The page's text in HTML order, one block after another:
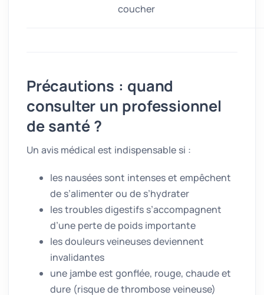
coucher
Précautions : quand
consulter un professionnel
de santé ?
Un avis médical est indispensable si :
les nausées sont intenses et empêchent
de s’alimenter ou de s’hydrater
les troubles digestifs s’accompagnent
d’une perte de poids importante
les douleurs veineuses deviennent
invalidantes
une jambe est gonflée, rouge, chaude et
dure (risque de thrombose veineuse)